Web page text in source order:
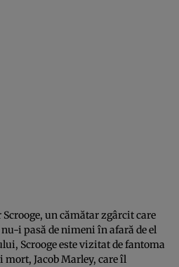
Scrooge, un cămătar zgârcit care
i pasă de nimeni în afară de el
Scrooge este vizitat de fantoma
Jacob Marley, care îl